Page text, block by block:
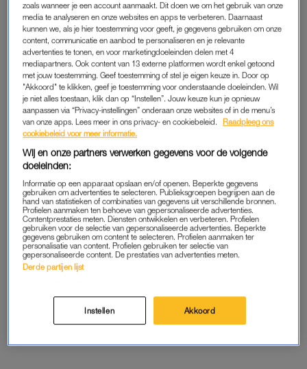
Onbeperkt toegang tot alle artikelen
De chillste deals: win een e-reader of
elektrische fiets
Lees LINDA.meiden online
Geen gedoe: iedere maand
opzegbaar
MAAND
Daarna € 2,07 per maand
AL MEMBER? LOG IN
GOED ARTIKEL? DELEN MAAR.
zoals wanneer je een account aanmaakt. Dit doen we om het gebruik van onze
media te analyseren en onze websites en apps te verbeteren. Daarnaast
kunnen we, als je hier toestemming voor geeft, je gegevens gebruiken om onze
content, communicatie en aanbod te personaliseren en je relevante
advertenties te tonen, en voor marketingdoeleinden delen met 4
mediapartners. Ook content van 13 externe platformen wordt enkel getoond
met jouw toestemming. Geef toestemming of stel je eigen keuze in. Door op
"Akkoord" te klikken, geef je toestemming voor onderstaande doeleinden. Wil
je niet alles toestaan, klik dan op “Instellen”. Jouw keuze kun je opnieuw
aanpassen via “Privacy-instellingen” onderaan onze websites of in de menu’s
van onze apps. Lees meer in ons privacy- en cookiebeleid.
Raadpleeg ons
cookiebeleid voor meer informatie.
Wij en onze partners verwerken gegevens voor de volgende
doeleinden:
Informatie op een apparaat opslaan en/of openen. Beperkte gegevens
gebruiken om advertenties te selecteren. Publieksgroepen begrijpen aan de
hand van statistieken of combinaties van gegevens uit verschillende bronnen.
Profielen aanmaken ten behoeve van gepersonaliseerde advertenties.
Contentprestaties meten. Diensten ontwikkelen en verbeteren. Profielen
gebruiken voor de selectie van gepersonaliseerde advertenties. Beperkte
gegevens gebruiken om content te selecteren. Profielen aanmaken ter
personalisatie van content. Profielen gebruiken ter selectie van
gepersonaliseerde content. De prestaties van advertenties meten.
Derde partijen lijst
Instellen Akkoord